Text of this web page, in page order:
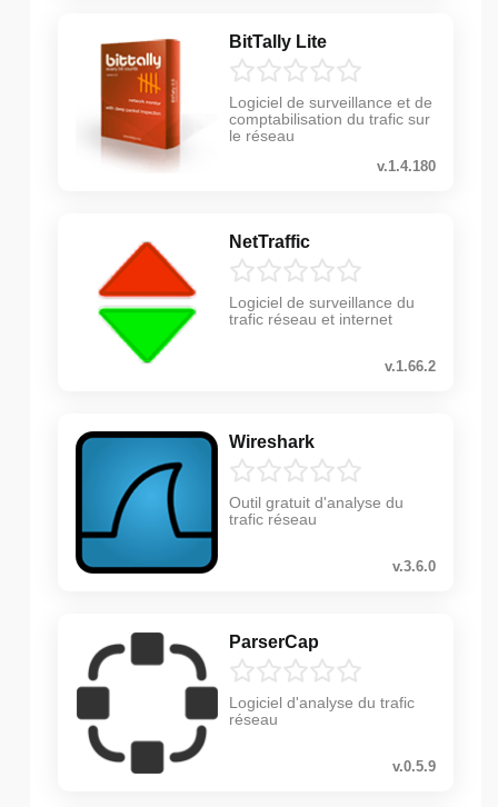
BitTally Lite
Logiciel de surveillance et de
comptabilisation du trafic sur
le réseau
v.1.4.180
NetTraffic
Logiciel de surveillance du
trafic réseau et internet
v.1.66.2
Wireshark
Outil gratuit d'analyse du
trafic réseau
v.3.6.0
ParserCap
Logiciel d'analyse du trafic
réseau
v.0.5.9